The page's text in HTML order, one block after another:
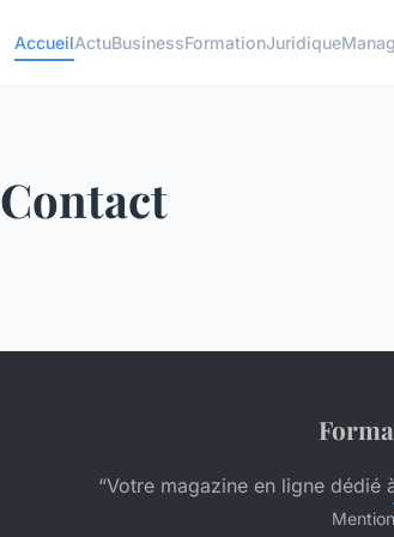
AccueilActuBusinessFormationJuridique
Contact
“Votre magazine en ligne